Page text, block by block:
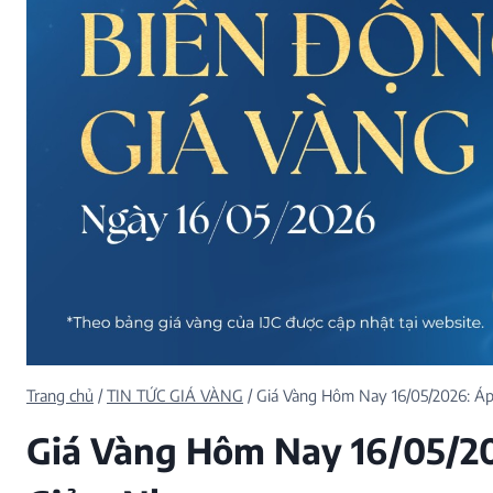
HOA CỦA NẮNG
INITIAL STUDS
KHẢM SẮC VÔ
KIM DUYÊN
LOVE IN SUMMER
MIELORA
NGUYỆT ẢNH
QUÀ TẶNG MẸ
SHADOW GLEAM
TRANG SỨC ĐI LÀM
TRANG SỨC ĐI TIỆC
VĨNH KẾT
THE GOLDEN
Trang chủ /TIN TỨC GIÁ VÀNG /Giá Vàng Hôm Nay 16/05/2026:
Giá Vàng Hôm Nay 16/05/